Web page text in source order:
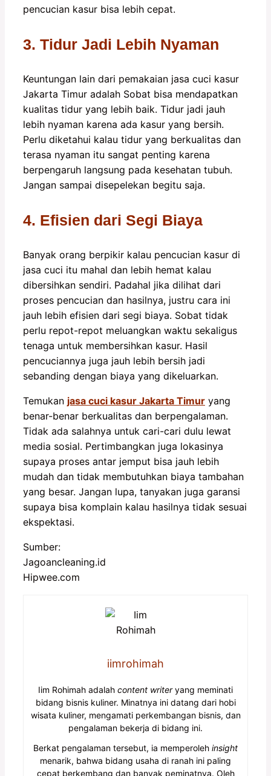
pencucian kasur bisa lebih cepat.
3. Tidur Jadi Lebih Nyaman
Keuntungan lain dari pemakaian jasa cuci kasur
Jakarta Timur adalah Sobat bisa mendapatkan
kualitas tidur yang lebih baik. Tidur jadi jauh
lebih nyaman karena ada kasur yang bersih.
Perlu diketahui kalau tidur yang berkualitas dan
terasa nyaman itu sangat penting karena
berpengaruh langsung pada kesehatan tubuh.
Jangan sampai disepelekan begitu saja.
4. Efisien dari Segi Biaya
Banyak orang berpikir kalau pencucian kasur di
jasa cuci itu mahal dan lebih hemat kalau
dibersihkan sendiri. Padahal jika dilihat dari
proses pencucian dan hasilnya, justru cara ini
jauh lebih efisien dari segi biaya. Sobat tidak
perlu repot-repot meluangkan waktu sekaligus
tenaga untuk membersihkan kasur. Hasil
pencuciannya juga jauh lebih bersih jadi
sebanding dengan biaya yang dikeluarkan.
Temukan jasa cuci kasur Jakarta Timur yang
benar-benar berkualitas dan berpengalaman.
Tidak ada salahnya untuk cari-cari dulu lewat
media sosial. Pertimbangkan juga lokasinya
supaya proses antar jemput bisa jauh lebih
mudah dan tidak membutuhkan biaya tambahan
yang besar. Jangan lupa, tanyakan juga garansi
supaya bisa komplain kalau hasilnya tidak sesuai
ekspektasi.
Sumber:
Jagoancleaning.id
Hipwee.com
iimrohimah
Iim Rohimah adalah content writeryang meminati
bidang bisnis kuliner. Minatnya ini datang dari hobi
wisata kuliner, mengamati perkembangan bisnis, dan
pengalaman bekerja di bidang ini.
Berkat pengalaman tersebut, ia memperoleh insight
menarik, bahwa bidang usaha di ranah ini paling
cepat berkembang dan banyak peminatnya. Oleh